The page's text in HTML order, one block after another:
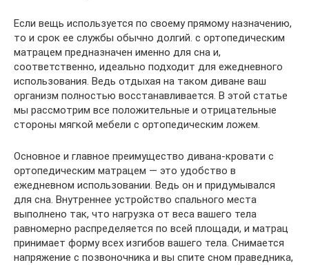
Если вещь используется по своему прямому назначению,
то и срок ее службы обычно долгий. с ортопедическим
матрацем предназначен именно для сна и,
соответственно, идеально подходит для ежедневного
использования. Ведь отдыхая на таком диване ваш
организм полностью восстанавливается. В этой статье
мы рассмотрим все положительные и отрицательные
стороны мягкой мебели с ортопедическим ложем.
Основное и главное преимущество дивана-кровати с
ортопедическим матрацем — это удобство в
ежедневном использовании. Ведь он и придумывался
для сна. Внутреннее устройство спального места
выполнено так, что нагрузка от веса вашего тела
равномерно распределяется по всей площади, и матрац
принимает форму всех изгибов вашего тела. Снимается
напряжение с позвоночника и вы спите сном праведника,